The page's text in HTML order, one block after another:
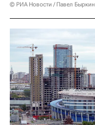
© РИА Новости / Павел Быркин